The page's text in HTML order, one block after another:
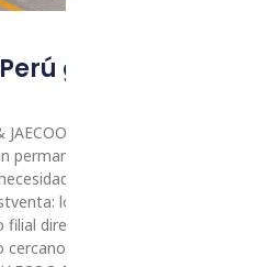
Perú garantiza
opera en el Perú como filial
permanente con su equipo
del mercado local.
logística ágil, disponibilidad
directa nos permite
cercano, eficiente y confiable»,